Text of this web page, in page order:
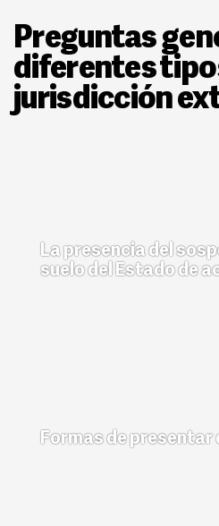
Preguntas
diferentes
jurisdicción
La presencia del
suelo del Estado de
Formas de presentar